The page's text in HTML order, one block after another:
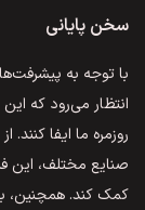
سخن پایانی
با توجه به
انتظار می‌رود که
روزمره ما ایفا
صنایع مختلف، این
کمک کند. همچنین،